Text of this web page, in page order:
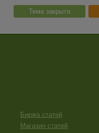
В случае
Тема закрыта.
Тема закрыта
Биржа статей
Магазин статей